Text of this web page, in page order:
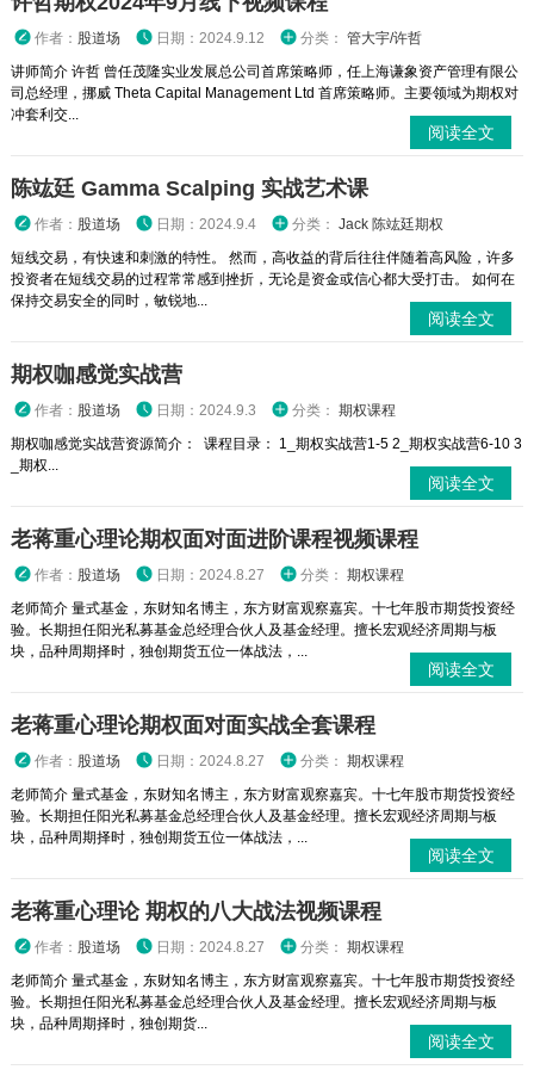
作者： 股道场 日期：2024.9.12 分类： 管大宇/许哲
讲师简介 许哲 曾任茂隆实业发展总公司首席策略师，任上海谦象资产管理有限公
司总经理，挪威 Theta Capital Management Ltd 首席策略师。主要领域为期权对
冲套利交...
阅读全文
陈竑廷 Gamma Scalping 实战艺术课
作者： 股道场 日期：2024.9.4 分类： Jack 陈竑廷期权
短线交易，有快速和刺激的特性。 然而，高收益的背后往往伴随着高风险，许多
投资者在短线交易的过程常常感到挫折，无论是资金或信心都大受打击。 如何在
保持交易安全的同时，敏锐地...
阅读全文
期权咖感觉实战营
作者： 股道场 日期：2024.9.3 分类： 期权课程
期权咖感觉实战营资源简介： 课程目录： 1_期权实战营1-5 2_期权实战营6-10 3
_期权...
阅读全文
老蒋重心理论期权面对面进阶课程视频课程
作者： 股道场 日期：2024.8.27 分类： 期权课程
老师简介 量式基金，东财知名博主，东方财富观察嘉宾。十七年股市期货投资经
验。长期担任阳光私募基金总经理合伙人及基金经理。擅长宏观经济周期与板
块，品种周期择时，独创期货五位一体战法，...
阅读全文
老蒋重心理论期权面对面实战全套课程
作者： 股道场 日期：2024.8.27 分类： 期权课程
老师简介 量式基金，东财知名博主，东方财富观察嘉宾。十七年股市期货投资经
验。长期担任阳光私募基金总经理合伙人及基金经理。擅长宏观经济周期与板
块，品种周期择时，独创期货五位一体战法，...
阅读全文
老蒋重心理论 期权的八大战法视频课程
作者： 股道场 日期：2024.8.27 分类： 期权课程
老师简介 量式基金，东财知名博主，东方财富观察嘉宾。十七年股市期货投资经
验。长期担任阳光私募基金总经理合伙人及基金经理。擅长宏观经济周期与板
块，品种周期择时，独创期货...
阅读全文